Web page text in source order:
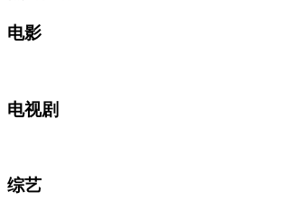
电影
电视剧
综艺